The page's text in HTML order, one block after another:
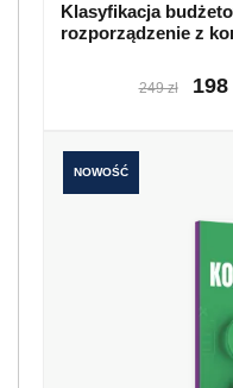
Klasyfikacja
rozporządzenie z
249 zł 198
NOWOŚĆ